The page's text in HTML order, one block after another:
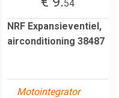
54
NRF Expansieventiel,
airconditioning 38487
Motointegrator